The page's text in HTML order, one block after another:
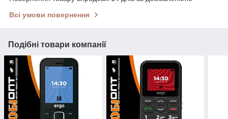
Всі умови повернення
Подібні товари компанії